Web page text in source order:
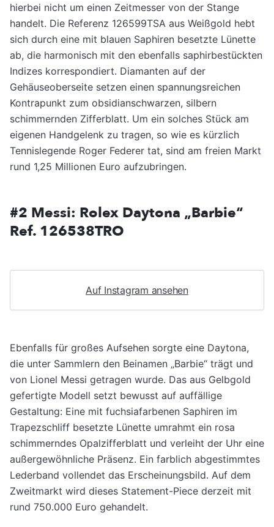
hierbei nicht um einen Zeitmesser von der Stange
handelt. Die Referenz 126599TSA aus Weißgold hebt
sich durch eine mit blauen Saphiren besetzte Lünette
ab, die harmonisch mit den ebenfalls saphirbestückten
Indizes korrespondiert. Diamanten auf der
Gehäuseoberseite setzen einen spannungsreichen
Kontrapunkt zum obsidianschwarzen, silbern
schimmernden Zifferblatt. Um ein solches Stück am
eigenen Handgelenk zu tragen, so wie es kürzlich
Tennislegende Roger Federer tat, sind am freien Markt
rund 1,25 Millionen Euro aufzubringen.
#2 Messi: Rolex Daytona „Barbie“
Ref. 126538TRO
Auf Instagram ansehen
Ebenfalls für großes Aufsehen sorgte eine Daytona,
die unter Sammlern den Beinamen „Barbie“ trägt und
von Lionel Messi getragen wurde. Das aus Gelbgold
gefertigte Modell setzt bewusst auf auffällige
Gestaltung: Eine mit fuchsiafarbenen Saphiren im
Trapezschliff besetzte Lünette umrahmt ein rosa
schimmerndes Opalzifferblatt und verleiht der Uhr eine
außergewöhnliche Präsenz. Ein farblich abgestimmtes
Lederband vollendet das Erscheinungsbild. Auf dem
Zweitmarkt wird dieses Statement-Piece derzeit mit
rund 750.000 Euro gehandelt.